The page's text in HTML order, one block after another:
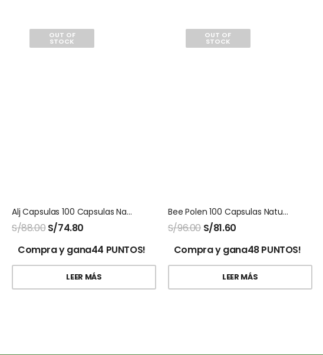
OUT OF
STOCK
Alj Capsulas 100 Capsulas Natures Sunshine
S/88.00 S/74.80
Compra y gana44 PUNTOS!
LEER MÁS
OUT OF
STOCK
Bee Polen 100 Capsulas Natures Sunshine
S/96.00 S/81.60
Compra y gana48 PUNTOS!
LEER MÁS